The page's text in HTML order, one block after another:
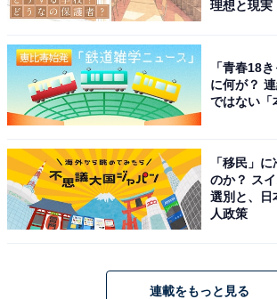
理想と現実
「青春18
に何が？
ではない「
「移民」
のか？ ス
選別と、日
人政策
連載をもっと見る